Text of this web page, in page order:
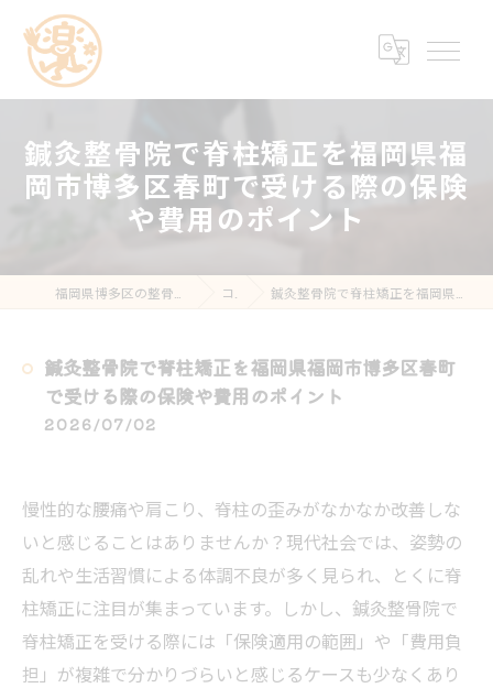
鍼灸整骨院で脊柱矯正を福岡県福
岡市博多区春町で受ける際の保険
や費用のポイント
コラム 鍼灸整骨院で脊柱矯正を福岡県福岡市博多区春町で受ける際の保険や費用のポイント
鍼灸整骨院で脊柱矯正を福岡県福岡市博多区春町
で受ける際の保険や費用のポイント
2026/07/02
慢性的な腰痛や肩こり、脊柱の歪みがなかなか改善しな
いと感じることはありませんか？現代社会では、姿勢の
乱れや生活習慣による体調不良が多く見られ、とくに脊
柱矯正に注目が集まっています。しかし、鍼灸整骨院で
脊柱矯正を受ける際には「保険適用の範囲」や「費用負
担」が複雑で分かりづらいと感じるケースも少なくあり